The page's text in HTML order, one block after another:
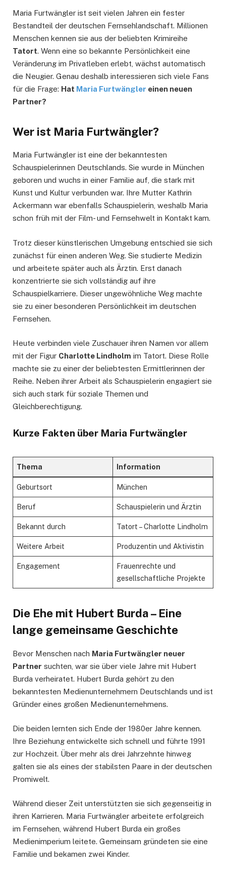
Maria Furtwängler ist seit vielen Jahren ein fester
Bestandteil der deutschen Fernsehlandschaft. Millionen
Menschen kennen sie aus der beliebten Krimireihe
Tatort. Wenn eine so bekannte Persönlichkeit eine
Veränderung im Privatleben erlebt, wächst automatisch
die Neugier. Genau deshalb interessieren sich viele Fans
für die Frage: Hat Maria Furtwängler einen neuen
Partner?
Wer ist Maria Furtwängler?
Maria Furtwängler ist eine der bekanntesten
Schauspielerinnen Deutschlands. Sie wurde in München
geboren und wuchs in einer Familie auf, die stark mit
Kunst und Kultur verbunden war. Ihre Mutter Kathrin
Ackermann war ebenfalls Schauspielerin, weshalb Maria
schon früh mit der Film- und Fernsehwelt in Kontakt kam.
Trotz dieser künstlerischen Umgebung entschied sie sich
zunächst für einen anderen Weg. Sie studierte Medizin
und arbeitete später auch als Ärztin. Erst danach
konzentrierte sie sich vollständig auf ihre
Schauspielkarriere. Dieser ungewöhnliche Weg machte
sie zu einer besonderen Persönlichkeit im deutschen
Fernsehen.
Heute verbinden viele Zuschauer ihren Namen vor allem
mit der Figur Charlotte Lindholm im Tatort. Diese Rolle
machte sie zu einer der beliebtesten Ermittlerinnen der
Reihe. Neben ihrer Arbeit als Schauspielerin engagiert sie
sich auch stark für soziale Themen und
Gleichberechtigung.
Kurze Fakten über Maria Furtwängler
Thema Information
Geburtsort München
Beruf Schauspielerin und Ärztin
Bekannt durch Tatort – Charlotte Lindholm
Weitere Arbeit Produzentin und Aktivistin
Engagement
Frauenrechte und
gesellschaftliche Projekte
Die Ehe mit Hubert Burda – Eine
lange gemeinsame Geschichte
Bevor Menschen nach Maria Furtwängler neuer
Partner suchten, war sie über viele Jahre mit Hubert
Burda verheiratet. Hubert Burda gehört zu den
bekanntesten Medienunternehmern Deutschlands und ist
Gründer eines großen Medienunternehmens.
Die beiden lernten sich Ende der 1980er Jahre kennen.
Ihre Beziehung entwickelte sich schnell und führte 1991
zur Hochzeit. Über mehr als drei Jahrzehnte hinweg
galten sie als eines der stabilsten Paare in der deutschen
Promiwelt.
Während dieser Zeit unterstützten sie sich gegenseitig in
ihren Karrieren. Maria Furtwängler arbeitete erfolgreich
im Fernsehen, während Hubert Burda ein großes
Medienimperium leitete. Gemeinsam gründeten sie eine
Familie und bekamen zwei Kinder.